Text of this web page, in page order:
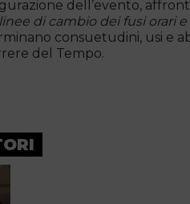
dell’evento,
linee di cambio dei fusi orari
consuetudini, usi e
del Tempo.